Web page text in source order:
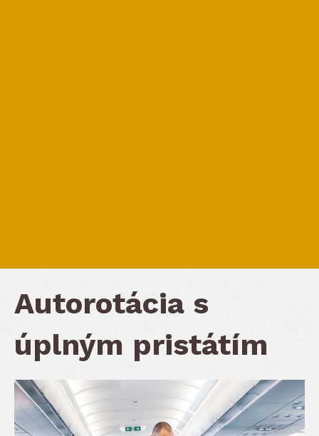
Autorotácia s
úplným pristátím